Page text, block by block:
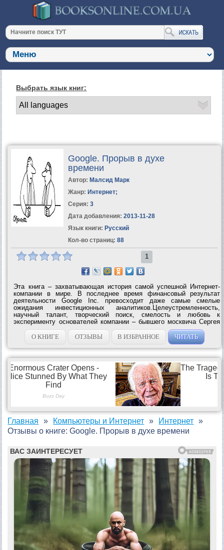
Выбрать язык книг:
Google. Прорыв в духе
времени
Автор: Малсид Марк
Жанр: Интернет;
Серия: 3
Дата добавления: 2013-11-28
Язык книги: Русский
Кол-во страниц: 88
1
Эта книга – захватывающая история самой успешной Интернет-
компании в мире. В последнее время финансовый результат
деятельности Google Inc. превосходит даже самые смелые
ожидания инвестиционных аналитиков.Целеустремленность,
научный талант, творческий поиск, смелость и любовь к
эксперименту основателей компании – бывшего москвича Сергея
Брина и выходца из штата Мичиган Ларри Пейджа – проложили
путь к долгосрочному успеху компании....
О КНИГЕ ОТЗЫВЫ В ИЗБРАННОЕ ЧИТАТЬ
Главная Компьютеры и Интернет
Интернет
Отзывы о книге: Google. Прорыв в духе времени